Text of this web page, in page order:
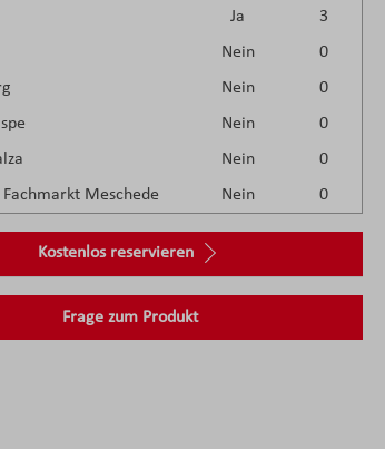
Ja
3
Nein
0
Nein
0
Nein
0
Nein
0
Meschede
Nein 0
Kostenlos reservieren
Frage zum Produkt